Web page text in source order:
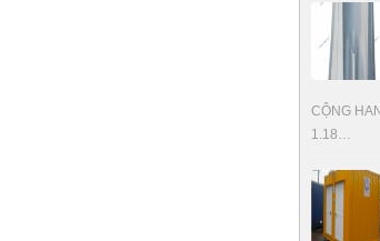
CỘNG
1.18…